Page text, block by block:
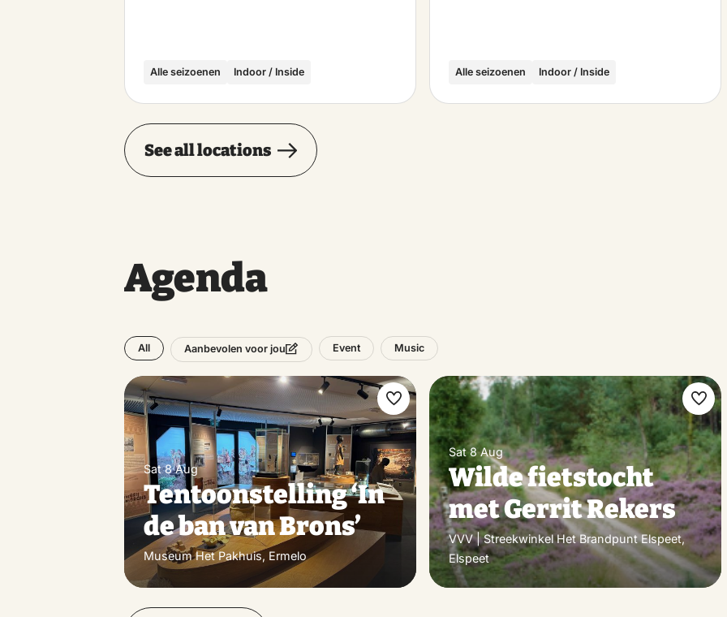
Alle seizoenen Indoor / Inside Alle seizoenen Indoor / Inside
See all locations
Agenda
All Aanbevolen voor jou Event Music
Sat 8 Aug
Tentoonstelling ‘In
de ban van Brons’
Museum Het Pakhuis, Ermelo
Make
favorite
Sat 8 Aug
Wilde fietstocht
met Gerrit Rekers
VVV | Streekwinkel Het Brandpunt Elspeet,
Elspeet